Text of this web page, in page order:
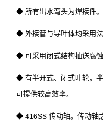
◆ 所有出水弯头为焊接件。
◆ 外接管与导叶体均采用
◆ 可采用闭式结构抽送腐蚀
◆ 有半开式、闭式叶轮，
可提供较高效率。
◆ 416SS 传动轴。传动轴